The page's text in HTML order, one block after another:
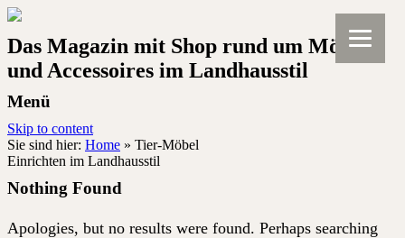
Das Magazin mit Shop rund um Möbel
und Accessoires im Landhausstil
Menü
Skip to content
Sie sind hier: Home » Tier-Möbel
Einrichten im Landhausstil
Nothing Found
Apologies, but no results were found. Perhaps searching